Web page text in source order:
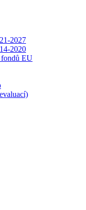
2027
2020
fondů EU